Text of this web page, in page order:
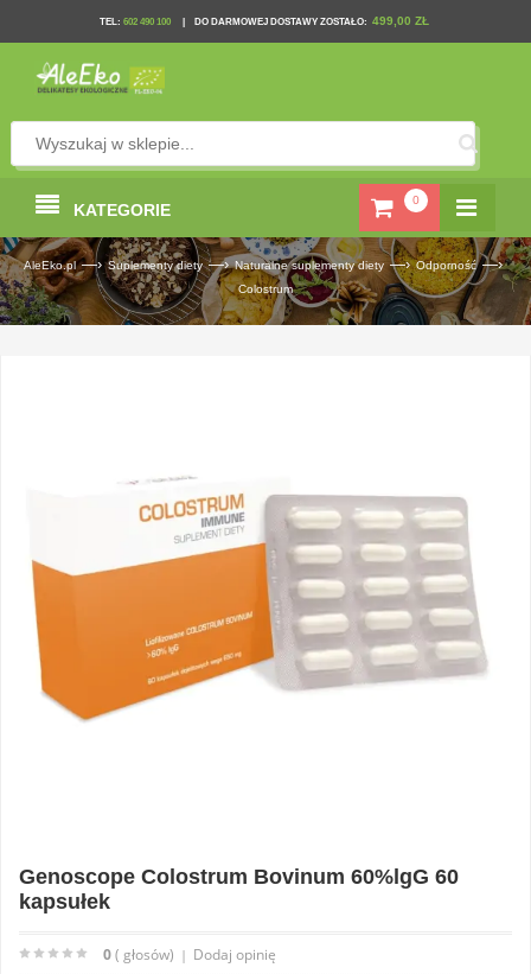
TEL: 602 490 100 DO DARMOWEJ DOSTAWY ZOSTAŁO: 499,00 ZŁ
0
KATEGORIE
AleEko.pl —› Suplementy diety —› Naturalne suplementy diety —› Odporność —›
Colostrum
Genoscope Colostrum Bovinum 60%lgG 60
kapsułek
0( głosów) | Dodaj opinię